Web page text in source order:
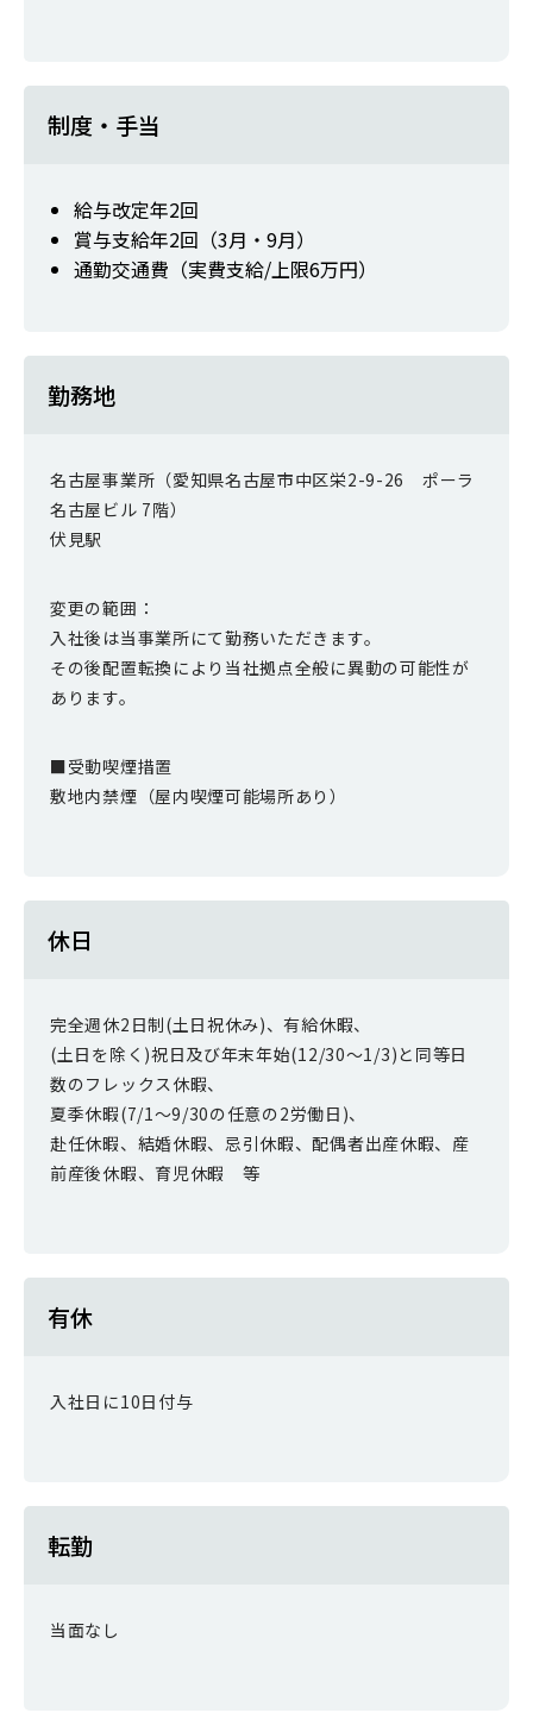
制度・手当
給与改定年2回
賞与支給年2回（3月・9月）
通勤交通費（実費支給/上限6万円）
勤務地
名古屋事業所（愛知県名古屋市中区栄2-9-26 ポーラ
名古屋ビル 7階）
伏見駅
変更の範囲：
入社後は当事業所にて勤務いただきます。
その後配置転換により当社拠点全般に異動の可能性が
あります。
■受動喫煙措置
敷地内禁煙（屋内喫煙可能場所あり）
休日
完全週休2日制(土日祝休み)、有給休暇、
(土日を除く)祝日及び年末年始(12/30～1/3)と同等日
数のフレックス休暇、
夏季休暇(7/1～9/30の任意の2労働日)、
赴任休暇、結婚休暇、忌引休暇、配偶者出産休暇、産
前産後休暇、育児休暇 等
有休
入社日に10日付与
転勤
当面なし